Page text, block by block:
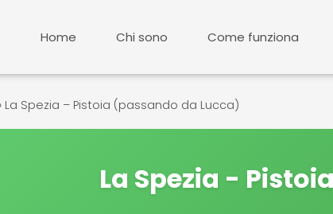
Home Chi sono Come funziona
La Spezia – Pistoia (passando da Lucca)
La Spezia -